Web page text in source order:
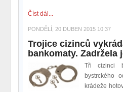
Číst dál...
PONDĚLÍ, 20 DUBEN 2015 10:37
Trojice cizinců
bankomaty. Zadržela
Tři cizinci
bystrckého
krádeže